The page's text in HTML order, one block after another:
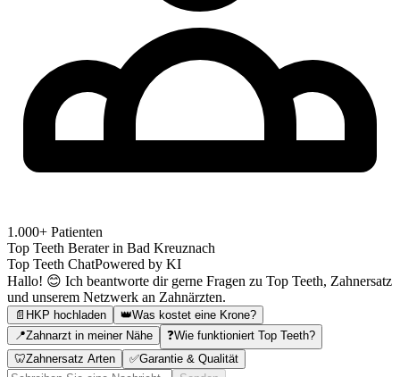
1.000+ Patienten
Top Teeth Berater in Bad Kreuznach
Top Teeth ChatPowered by KI
Hallo! 😊 Ich beantworte dir gerne Fragen zu Top Teeth, Zahnersatz
und unserem Netzwerk an Zahnärzten.
📄 HKP hochladen 👑Was kostet eine Krone?
📍Zahnarzt in meiner Nähe ❓Wie funktioniert Top Teeth?
🦷Zahnersatz Arten ✅Garantie & Qualität